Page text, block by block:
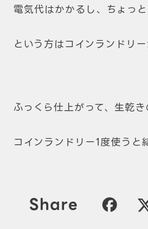
電気代はかかるし、ちょっと
という方はコインランドリー
ふっくら仕上がって、生乾
コインランドリー1度使うと
Share